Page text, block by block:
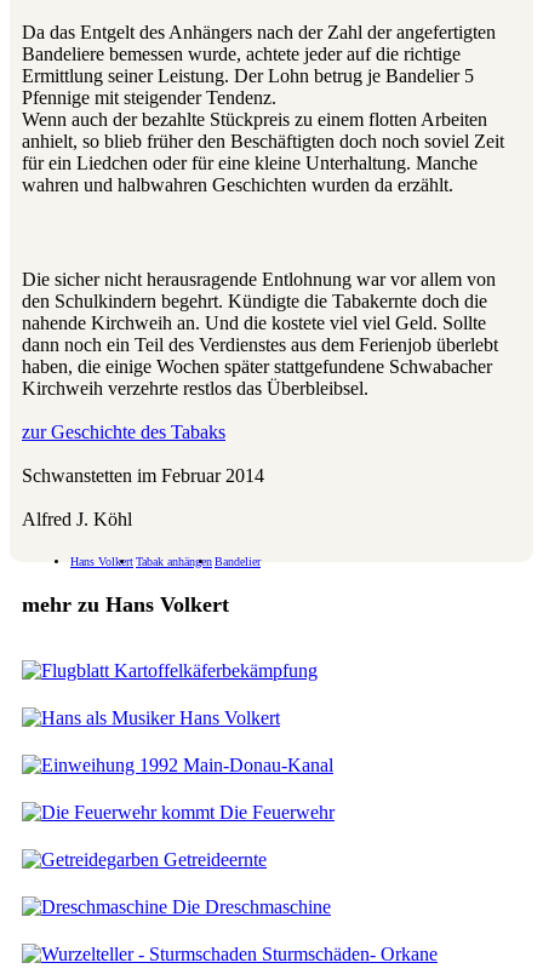
Da das Entgelt des Anhängers nach der Zahl der angefertigten
Bandeliere bemessen wurde, achtete jeder auf die richtige
Ermittlung seiner Leistung. Der Lohn betrug je Bandelier 5
Pfennige mit steigender Tendenz.
Wenn auch der bezahlte Stückpreis zu einem flotten Arbeiten
anhielt, so blieb früher den Beschäftigten doch noch soviel Zeit
für ein Liedchen oder für eine kleine Unterhaltung. Manche
wahren und halbwahren Geschichten wurden da erzählt.
Die sicher nicht herausragende Entlohnung war vor allem von
den Schulkindern begehrt. Kündigte die Tabakernte doch die
nahende Kirchweih an. Und die kostete viel viel Geld. Sollte
dann noch ein Teil des Verdienstes aus dem Ferienjob überlebt
haben, die einige Wochen später stattgefundene Schwabacher
Kirchweih verzehrte restlos das Überbleibsel.
zur Geschichte des Tabaks
Schwanstetten im Februar 2014
Alfred J. Köhl
Hans VolkertTabak anhängenBandelier
mehr zu Hans Volkert
Kartoffelkäferbekämpfung
Hans Volkert
Main-Donau-Kanal
Die Feuerwehr
Getreideernte
Die Dreschmaschine
Sturmschäden- Orkane